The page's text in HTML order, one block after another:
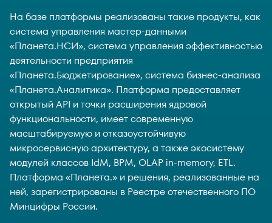
На базе платформы реализованы такие продукты, как
система управления мастер-данными
«Планета.НСИ», система управления эффективностью
деятельности предприятия
«Планета.Бюджетирование», система бизнес-анализа
«Планета.Аналитика». Платформа предоставляет
открытый API и точки расширения ядровой
функциональности, имеет современную
масштабируемую и отказоустойчивую
микросервисную архитектуру, а также экосистему
модулей классов IdM, BPM, OLAP in-memory, ETL.
Платформа «Планета.» и решения, реализованные на
ней, зарегистрированы в Реестре отечественного ПО
Минцифры России.